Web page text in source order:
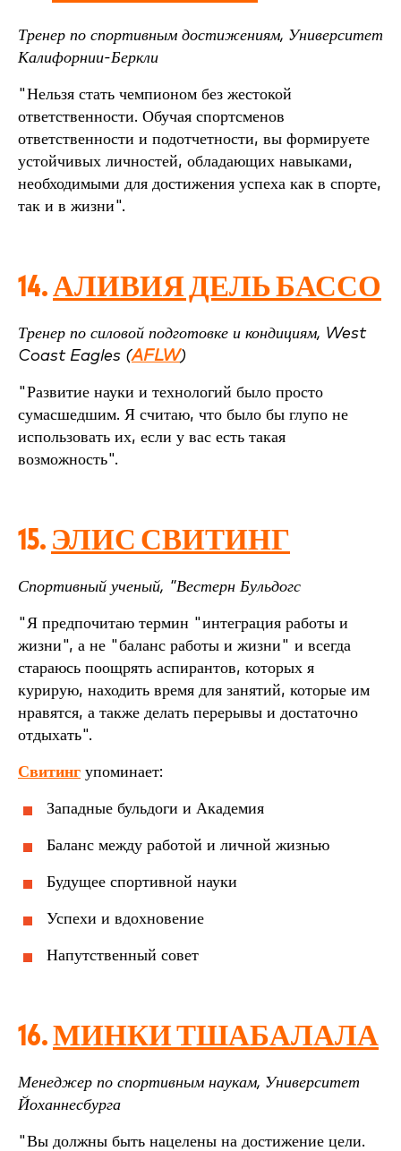
Тренер по спортивным достижениям, Университет
Калифорнии-Беркли
"Нельзя стать чемпионом без жестокой
ответственности. Обучая спортсменов
ответственности и подотчетности, вы формируете
устойчивых личностей, обладающих навыками,
необходимыми для достижения успеха как в спорте,
так и в жизни".
14.АЛИВИЯ ДЕЛЬ БАССО
Тренер по силовой подготовке и кондициям, West
Coast Eagles (AFLW)
"Развитие науки и технологий было просто
сумасшедшим. Я считаю, что было бы глупо не
использовать их, если у вас есть такая
возможность".
15. ЭЛИС СВИТИНГ
Спортивный ученый, "Вестерн Бульдогс
"Я предпочитаю термин "интеграция работы и
жизни", а не "баланс работы и жизни" и всегда
стараюсь поощрять аспирантов, которых я
курирую, находить время для занятий, которые им
нравятся, а также делать перерывы и достаточно
отдыхать".
Свитинг упоминает:
Западные бульдоги и Академия
Баланс между работой и личной жизнью
Будущее спортивной науки
Успехи и вдохновение
Напутственный совет
16.МИНКИ ТШАБАЛАЛА
Менеджер по спортивным наукам, Университет
Йоханнесбурга
"Вы должны быть нацелены на достижение цели.